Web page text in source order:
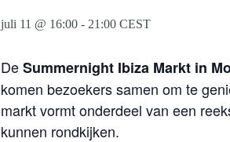
juli 11 @ 16:00 - 21:00 CEST
DeSummernight Ibiza Markt in
komen bezoekers samen om te
markt vormt onderdeel van een
kunnen rondkijken.